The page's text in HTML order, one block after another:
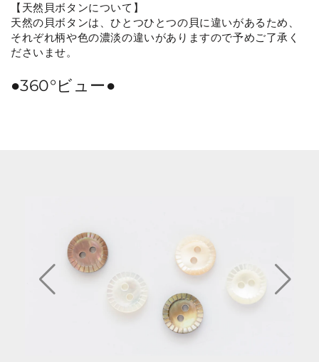
【天然貝ボタンについて】
天然の貝ボタンは、ひとつひとつの貝に違いがあるため、
それぞれ柄や色の濃淡の違いがありますので予めご了承く
ださいませ。
●360°ビュー●